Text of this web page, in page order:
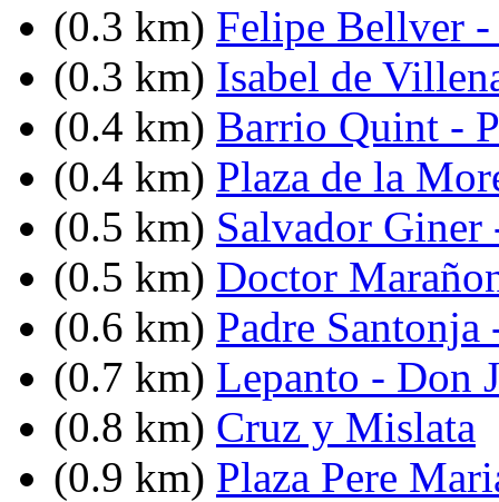
(0.3 km) Felipe Bellver
(0.3 km) Isabel de
(0.4 km) Barrio Quint -
(0.4 km) Plaza de la
(0.5 km) Salvador Giner
(0.5 km) Doctor
(0.6 km) Padre
(0.7 km) Lepanto - Don
(0.8 km) Cruz y Mislata
(0.9 km) Plaza Pere